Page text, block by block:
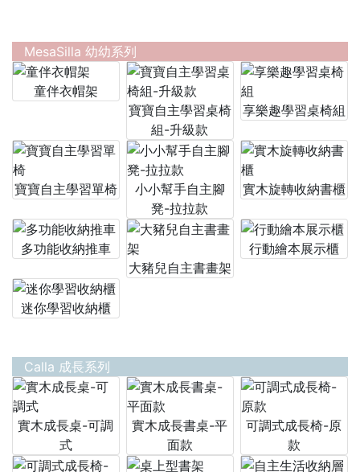
MesaSilla 幼幼系列
童伴衣帽架
寶寶自主學習桌椅
組-升級款
享樂趣學習桌椅組
寶寶自主學習單椅
小小幫手自主腳
凳-拉拉款
實木旋轉收納書櫃
多功能收納推車
大豬兒自主書畫架
行動繪本展示櫃
迷你學習收納櫃
Calla 成長系列
實木成長桌-可調
式
實木成長書桌-平
面款
可調式成長椅-原
款